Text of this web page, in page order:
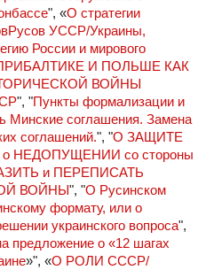
", «О стратегии
УССР/Украины,
России и мирового
И ПОЛЬШЕ КАК
ВОЙНЫ
", "Пункты формализации и
Минские соглашения. Замена
соглашений.", "О ЗАЩИТЕ
НЕДОПУЩЕНИИ со стороны
и ПЕРЕПИСАТЬ
ВОЙНЫ", "О Русинском
формату, или о
украинского вопроса",
предложение о «12 шагах
»", «О РОЛИ СССР/